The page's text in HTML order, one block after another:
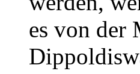
es von der